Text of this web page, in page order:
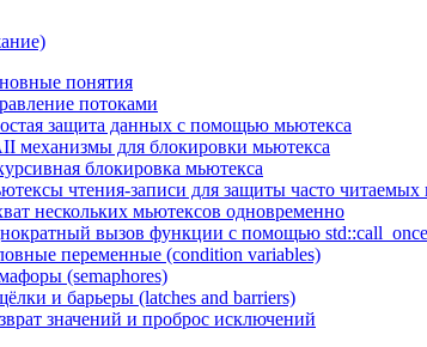
понятия
потоками
защита данных с помощью мьютекса
механизмы для блокировки мьютекса
блокировка мьютекса
чтения-записи для защиты часто
нескольких мьютексов одновременно
вызов функции с помощью
переменные (condition variables)
(semaphores)
и барьеры (latches and barriers)
значений и проброс исключений